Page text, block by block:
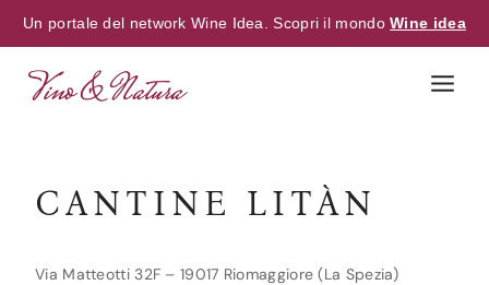
Un portale del network Wine Idea. Scopri il mondoWine idea
CANTINE LITÀN
Via Matteotti 32F – 19017 Riomaggiore (La Spezia)